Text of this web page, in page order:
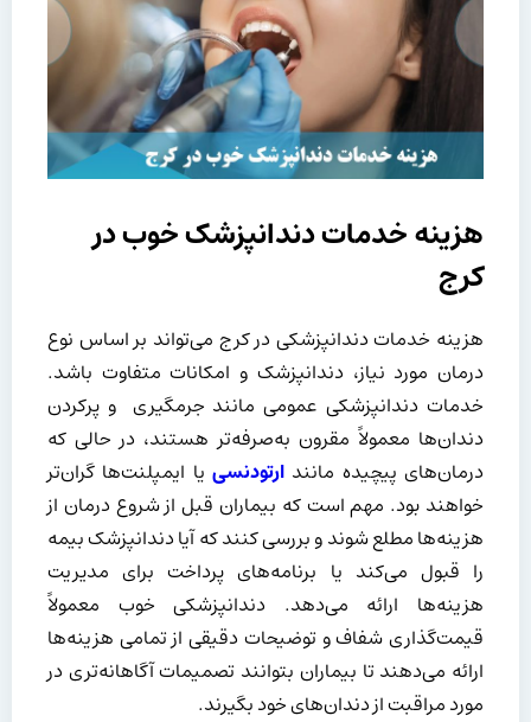
هزینه خدمات دندانپزشک خوب در
کرج
هزینه خدمات دندانپزشکی در کرج می‌تواند بر اساس نوع
درمان مورد نیاز، دندانپزشک و امکانات متفاوت باشد.
خدمات دندانپزشکی عمومی مانند جرمگیری و پرکردن
دندان‌ها معمولاً مقرون به‌صرفه‌تر هستند، در حالی که
درمان‌های پیچیده مانند ارتودنسی یا ایمپلنت‌ها گران‌تر
خواهند بود. مهم است که بیماران قبل از شروع درمان از
هزینه‌ها مطلع شوند و بررسی کنند که آیا دندانپزشک بیمه
را قبول می‌کند یا برنامه‌های پرداخت برای مدیریت
هزینه‌ها ارائه می‌دهد. دندانپزشکی خوب معمولاً
قیمت‌گذاری شفاف و توضیحات دقیقی از تمامی هزینه‌ها
ارائه می‌دهند تا بیماران بتوانند تصمیمات آگاهانه‌تری در
مورد مراقبت از دندان‌های خود بگیرند.